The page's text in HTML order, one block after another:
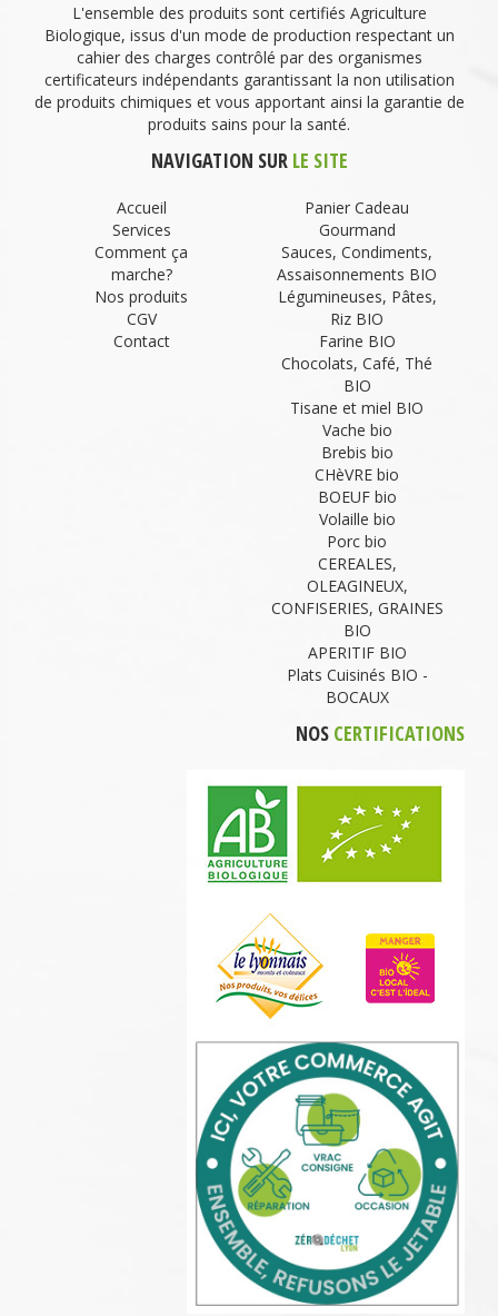
L'ensemble des produits sont certifiés Agriculture
Biologique, issus d'un mode de production respectant un
cahier des charges contrôlé par des organismes
certificateurs indépendants garantissant la non utilisation
de produits chimiques et vous apportant ainsi la garantie de
produits sains pour la santé.
NAVIGATION SUR LE SITE
Accueil
Services
Comment ça
marche?
Nos produits
CGV
Contact
Panier Cadeau
Gourmand
Sauces, Condiments,
Assaisonnements BIO
Légumineuses, Pâtes,
Riz BIO
Farine BIO
Chocolats, Café, Thé
BIO
Tisane et miel BIO
Vache bio
Brebis bio
CHèVRE bio
BOEUF bio
Volaille bio
Porc bio
CEREALES,
OLEAGINEUX,
CONFISERIES, GRAINES
BIO
APERITIF BIO
Plats Cuisinés BIO -
BOCAUX
NOS CERTIFICATIONS